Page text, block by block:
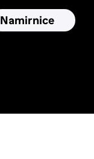
Namirnice